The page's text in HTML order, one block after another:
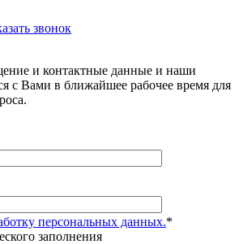
звонок
и контактные данные и наши
с Вами в ближайшее рабочее время для
персональных данных.*
заполнения